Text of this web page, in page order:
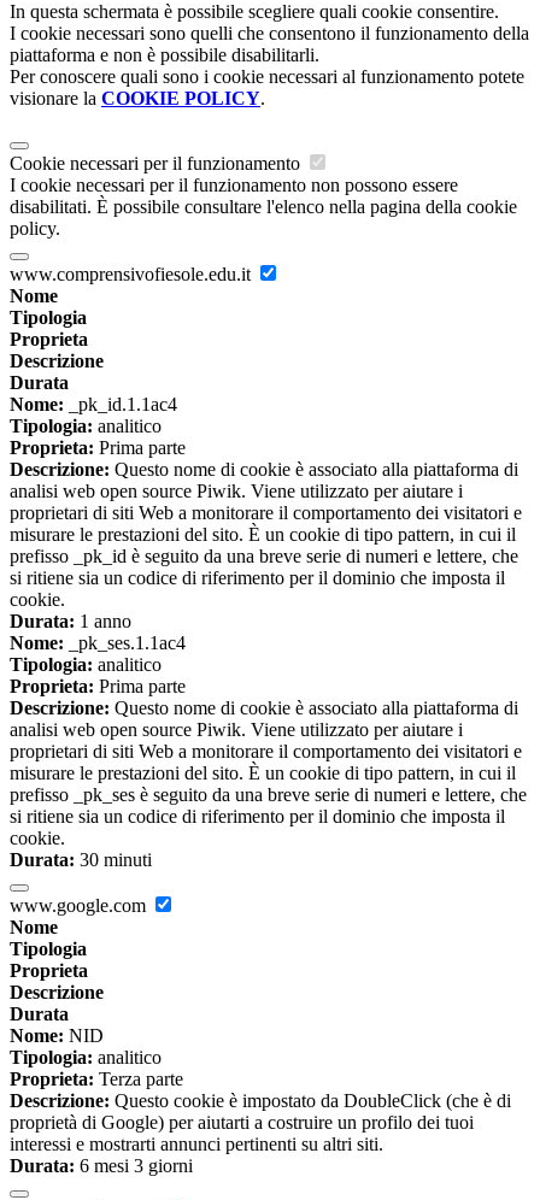
In questa schermata è possibile scegliere quali cookie consentire.
I cookie necessari sono quelli che consentono il funzionamento della
piattaforma e non è possibile disabilitarli.
Per conoscere quali sono i cookie necessari al funzionamento potete
visionare la COOKIE POLICY.
Cookie necessari per il funzionamento
I cookie necessari per il funzionamento non possono essere
disabilitati. È possibile consultare l'elenco nella pagina della cookie
policy.
www.comprensivofiesole.edu.it
Nome
Tipologia
Proprieta
Descrizione
Durata
Nome: _pk_id.1.1ac4
Tipologia: analitico
Proprieta: Prima parte
Descrizione: Questo nome di cookie è associato alla piattaforma di
analisi web open source Piwik. Viene utilizzato per aiutare i
proprietari di siti Web a monitorare il comportamento dei visitatori e
misurare le prestazioni del sito. È un cookie di tipo pattern, in cui il
prefisso _pk_id è seguito da una breve serie di numeri e lettere, che
si ritiene sia un codice di riferimento per il dominio che imposta il
cookie.
Durata: 1 anno
Nome: _pk_ses.1.1ac4
Tipologia: analitico
Proprieta: Prima parte
Descrizione: Questo nome di cookie è associato alla piattaforma di
analisi web open source Piwik. Viene utilizzato per aiutare i
proprietari di siti Web a monitorare il comportamento dei visitatori e
misurare le prestazioni del sito. È un cookie di tipo pattern, in cui il
prefisso _pk_ses è seguito da una breve serie di numeri e lettere, che
si ritiene sia un codice di riferimento per il dominio che imposta il
cookie.
Durata: 30 minuti
www.google.com
Nome
Tipologia
Proprieta
Descrizione
Durata
Nome: NID
Tipologia: analitico
Proprieta: Terza parte
Descrizione: Questo cookie è impostato da DoubleClick (che è di
proprietà di Google) per aiutarti a costruire un profilo dei tuoi
interessi e mostrarti annunci pertinenti su altri siti.
Durata: 6 mesi 3 giorni